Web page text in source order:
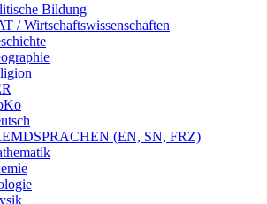
Bildung
/ Wirtschaftswissenschaften
(EN, SN, FRZ)